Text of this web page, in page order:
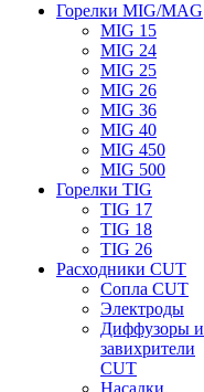
Горелки MIG/MAG
MIG 15
MIG 24
MIG 25
MIG 26
MIG 36
MIG 40
MIG 450
MIG 500
Горелки TIG
TIG 17
TIG 18
TIG 26
Расходники CUT
Сопла CUT
Электроды
Диффузоры и
завихрители
CUT
Насадки,